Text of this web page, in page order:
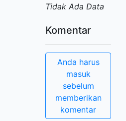
Tidak Ada Data
Komentar
Anda harus
masuk
sebelum
memberikan
komentar